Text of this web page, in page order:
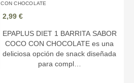
CON CHOCOLATE
2,99 €
EPAPLUS DIET 1 BARRITA SABOR
COCO CON CHOCOLATE es una
deliciosa opción de snack diseñada
para compl…